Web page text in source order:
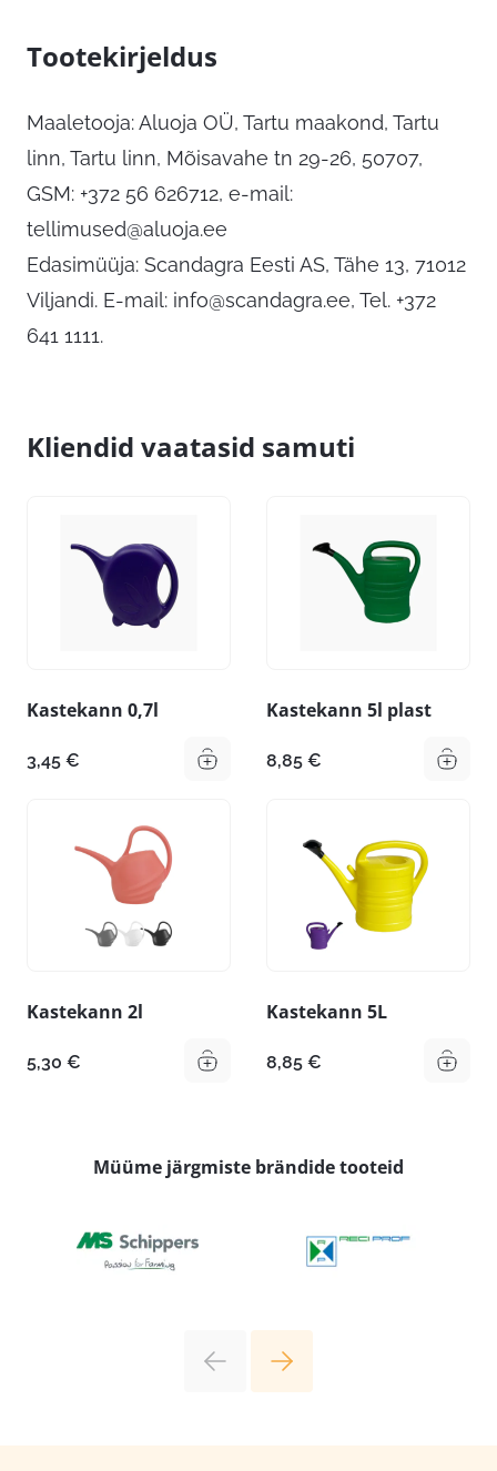
Tootekirjeldus
Maaletooja: Aluoja OÜ, Tartu maakond, Tartu
linn, Tartu linn, Mõisavahe tn 29-26, 50707,
GSM: +372 56 626712, e-mail:
tellimused@aluoja.ee
Edasimüüja: Scandagra Eesti AS, Tähe 13, 71012
Viljandi. E-mail: info@scandagra.ee, Tel. +372
641 1111.
Kliendid vaatasid samuti
Kastekann 0,7l
3,45 €
Kastekann 5l plast
8,85 €
Kastekann 2l
5,30 €
Kastekann 5L
8,85 €
Müüme järgmiste brändide tooteid